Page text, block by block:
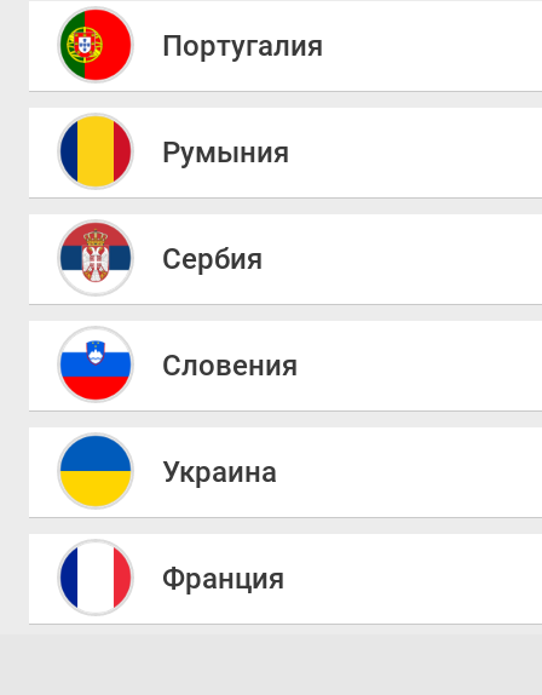
Португалия
Румыния
Сербия
Словения
Украина
Франция